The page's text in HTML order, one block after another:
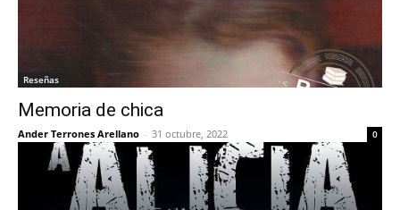
Reseñas
Memoria de chica
Ander Terrones Arellano - 31 octubre, 2022 0